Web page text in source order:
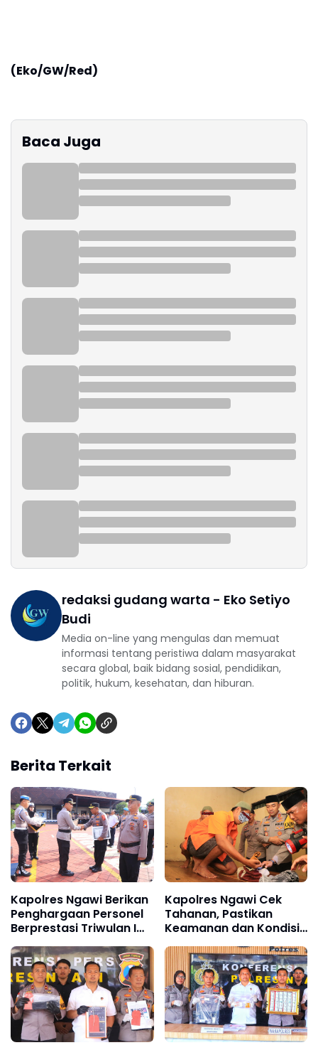
(Eko/GW/Red)
Baca Juga
redaksi gudang warta - Eko Setiyo
Budi
Media on-line yang mengulas dan memuat
informasi tentang peristiwa dalam masyarakat
secara global, baik bidang sosial, pendidikan,
politik, hukum, kesehatan, dan hiburan.
Berita Terkait
Kapolres Ngawi Berikan
Penghargaan Personel
Berprestasi Triwulan I
Tahun 2026
Kapolres Ngawi Cek
Tahanan, Pastikan
Keamanan dan Kondisi
Tetap Terjaga